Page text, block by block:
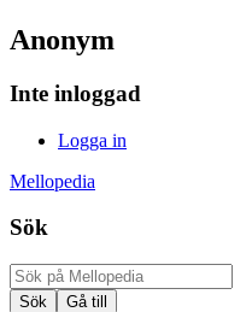
Anonym
Inte inloggad
Logga in
Mellopedia
Sök